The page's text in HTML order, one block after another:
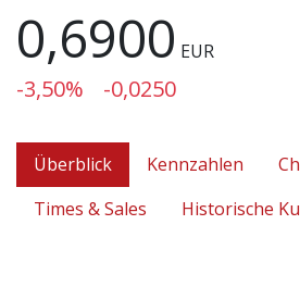
0,6900 EUR
-3,50% -0,0250
Überblick Kennzahlen
Times & Sales
Historische